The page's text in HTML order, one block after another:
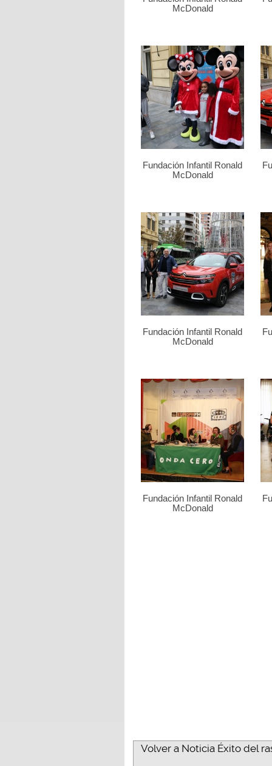
McDonald
Fundación Infantil Ronald
McDonald
Fundación Infantil Ronald
McDonald
Fundación Infantil Ronald
McDonald
Volver a Noticia Éxito del